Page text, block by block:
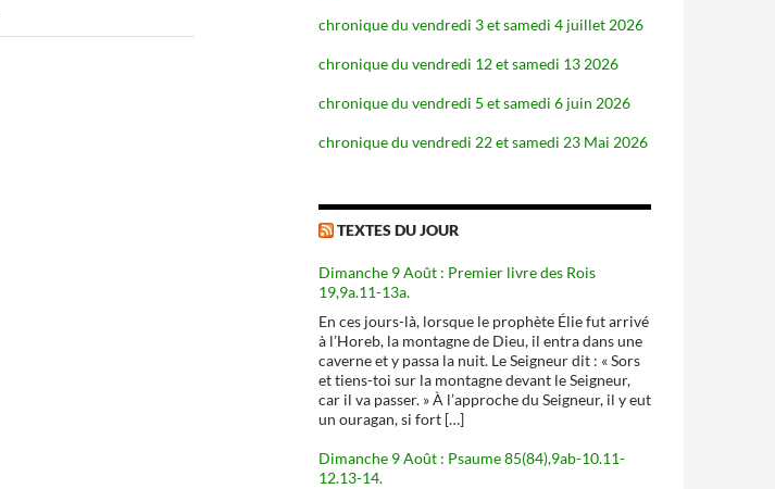
chronique du vendredi 3 et samedi 4 juillet 2026
chronique du vendredi 12 et samedi 13 2026
chronique du vendredi 5 et samedi 6 juin 2026
chronique du vendredi 22 et samedi 23 Mai 2026
TEXTES DU JOUR
Dimanche 9 Août : Premier livre des Rois
19,9a.11-13a.
En ces jours-là, lorsque le prophète Élie fut arrivé
à l’Horeb, la montagne de Dieu, il entra dans une
caverne et y passa la nuit. Le Seigneur dit : « Sors
et tiens-toi sur la montagne devant le Seigneur,
car il va passer. » À l’approche du Seigneur, il y eut
un ouragan, si fort […]
Dimanche 9 Août : Psaume 85(84),9ab-10.11-
12.13-14.